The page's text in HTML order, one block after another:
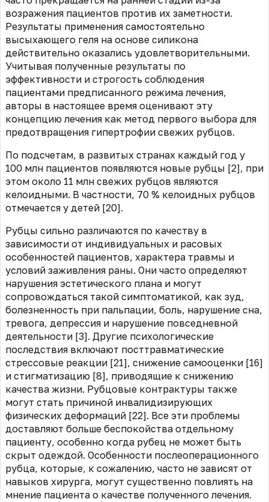
возражения пациентов против их заметности.
Результаты применения самостоятельно
высыхающего геля на основе силикона
действительно оказались удовлетворительными.
Учитывая полученные результаты по
эффективности и строгость соблюдения
пациентами предписанного режима лечения,
авторы в настоящее время оценивают эту
концепцию лечения как метод первого выбора для
предотвращения гипертрофии свежих рубцов.
По подсчетам, в развитых странах каждый год у
100 млн пациентов появляются новые рубцы [2], при
этом около 11 млн свежих рубцов являются
келоидными. В частности, 70 % келоидных рубцов
отмечается у детей [20].
Рубцы сильно различаются по качеству в
зависимости от индивидуальных и расовых
особенностей пациентов, характера травмы и
условий заживления раны. Они часто определяют
нарушения эстетического плана и могут
сопровождаться такой симптоматикой, как зуд,
болезненность при пальпации, боль, нарушение сна,
тревога, депрессия и нарушение повседневной
деятельности [3]. Другие психологические
последствия включают посттравматические
стрессовые реакции [21], снижение самооценки [16]
и стигматизацию [8], приводящие к снижению
качества жизни. Рубцовые контрактуры также
могут стать причиной инвалидизирующих
физических деформаций [22]. Все эти проблемы
доставляют больше беспокойства отдельному
пациенту, особенно когда рубец не может быть
скрыт одеждой. Особенности послеоперационного
рубца, которые, к сожалению, часто не зависят от
навыков хирурга, могут существенно повлиять на
мнение пациента о качестве полученного лечения.